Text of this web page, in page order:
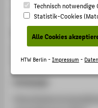
Veranstaltungsbeitrag ›
Veranstaltung
Second Edition of
Florenz, Italien,
KARRIERE
Technisch notwendige
Statistik-Cookies
Alle Cookies
HTW Berlin -Impressum-